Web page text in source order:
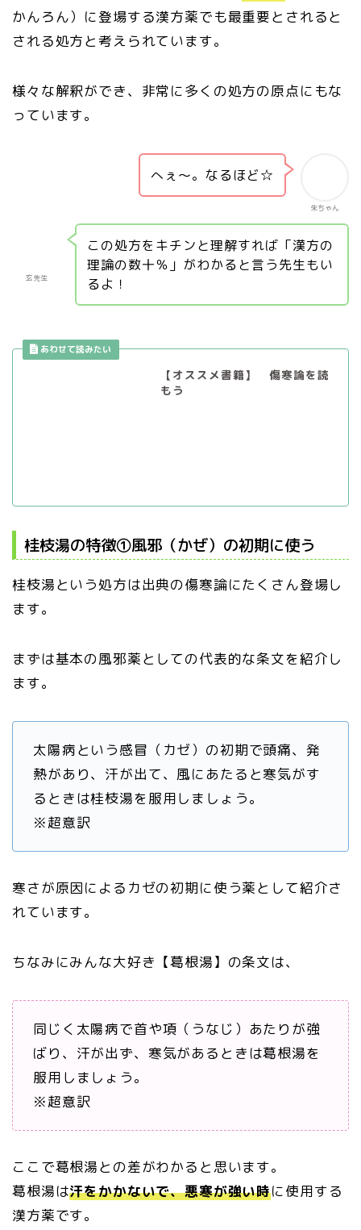
かんろん）に登場する漢方薬でも最重要とされると
される処方と考えられています。
様々な解釈ができ、非常に多くの処方の原点にもな
っています。
朱ちゃん
へぇ～。なるほど☆
玄先生
この処方をキチンと理解すれば「漢方の
理論の数十％」がわかると言う先生もい
るよ！
【オススメ書籍】 傷寒論を読
もう
桂枝湯の特徴①風邪（かぜ）の初期に使う
桂枝湯という処方は出典の傷寒論にたくさん登場し
ます。
まずは基本の風邪薬としての代表的な条文を紹介し
ます。
太陽病という感冒（カゼ）の初期で頭痛、発
熱があり、汗が出て、風にあたると寒気がす
るときは桂枝湯を服用しましょう。
※超意訳
寒さが原因によるカゼの初期に使う薬として紹介さ
れています。
ちなみにみんな大好き【葛根湯】の条文は、
同じく太陽病で首や項（うなじ）あたりが強
ばり、汗が出ず、寒気があるときは葛根湯を
服用しましょう。
※超意訳
ここで葛根湯との差がわかると思います。
葛根湯は汗をかかないで、悪寒が強い時に使用する
漢方薬です。